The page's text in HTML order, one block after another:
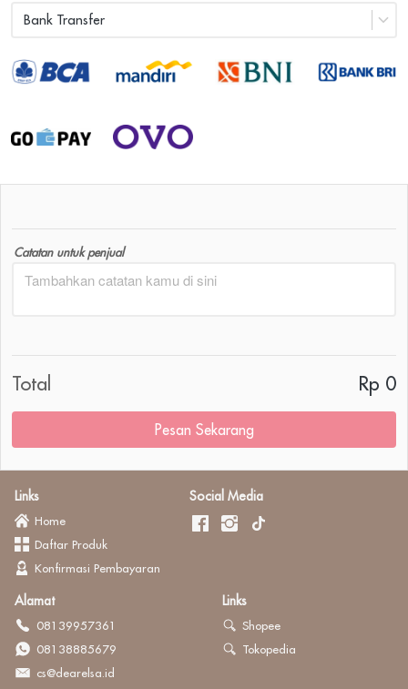
Bank Transfer
Catatan untuk penjual
Total Rp 0
`
Pesan Sekarang
Links
Home
Daftar Produk
Konfirmasi Pembayaran
Social Media
Alamat
08139957361
08138885679
cs@dearelsa.id
Links
Shopee
Tokopedia